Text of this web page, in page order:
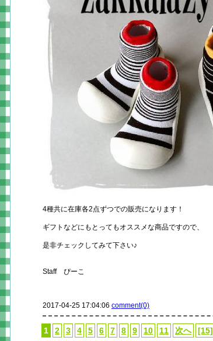
4種共に在庫各2点ずつでの販売になります！
ギフトなどにもとってもオススメな商品ですので、
是非チェックしてみて下さい♪
Staff ぴーこ
2017-04-25 17:04:06 comment(0)
1 2 3 4 5 6 7 8 9 10 11 次へ [15]